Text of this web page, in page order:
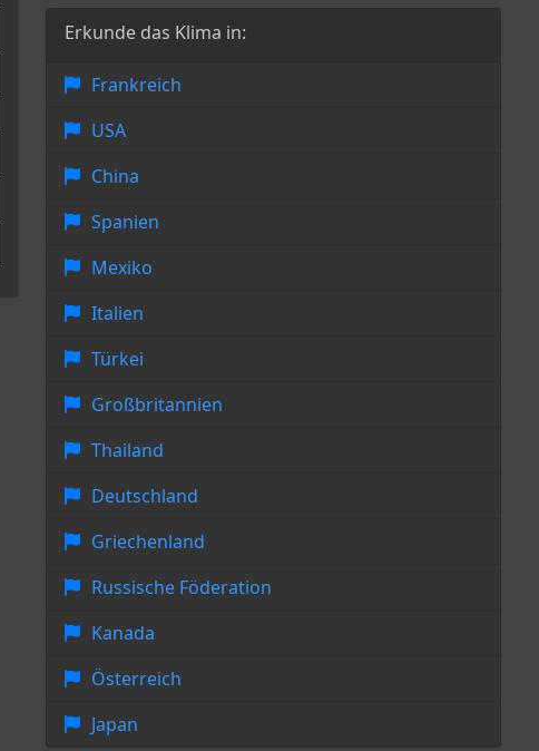
Erkunde das Klima in:
Frankreich
USA
China
Spanien
Mexiko
Italien
Türkei
Großbritannien
Thailand
Deutschland
Griechenland
Russische Föderation
Kanada
Österreich
Japan